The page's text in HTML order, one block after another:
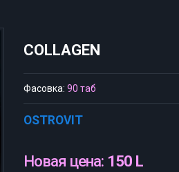
COLLAGEN
Фасовка: 90 таб
OSTROVIT
Новая цена: 150 L